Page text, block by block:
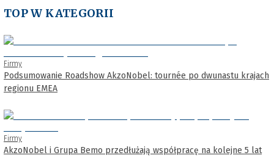
TOP W KATEGORII
Firmy
Podsumowanie Roadshow AkzoNobel: tournée po dwunastu krajach
regionu EMEA
Firmy
AkzoNobel i Grupa Bemo przedłużają współpracę na kolejne 5 lat